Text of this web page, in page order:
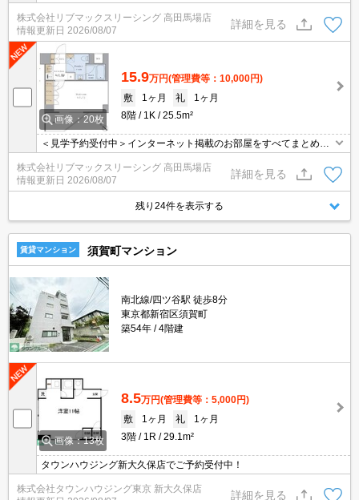
能！他社掲載物件もまとめてご紹介可能です。オンライン案内可。
写真・動画送付、WEB契約等来店不要でご契約可能。セキュリティ
充実で安心！お気軽にご相談くださいませ。
株式会社リブマックスリーシング 高田馬場店
情報更新日 2026/08/07
詳細を見る
画像：20枚
15.9万円(管理費等：10,000円)
敷
1ヶ月 礼
1ヶ月
8階
1K 25.5m²
＜見学予約受付中＞インターネット掲載のお部屋をすべてまとめて
能！他社掲載物件もまとめてご紹介可能です。オンライン案内可。
写真・動画送付、WEB契約等来店不要でご契約可能。セキュリティ
株式会社リブマックスリーシング 高田馬場店
情報更新日 2026/08/07
詳細を見る
残り24件を表示する
賃貸マンション 須賀町マンション
南北線/四ツ谷駅 徒歩8分
東京都新宿区須賀町
築54年
4階建
画像：13枚
8.5万円(管理費等：5,000円)
敷
1ヶ月 礼
1ヶ月
3階
1R 29.1m²
タウンハウジング新大久保店でご予約受付中！
株式会社タウンハウジング東京 新大久保店
詳細を見る